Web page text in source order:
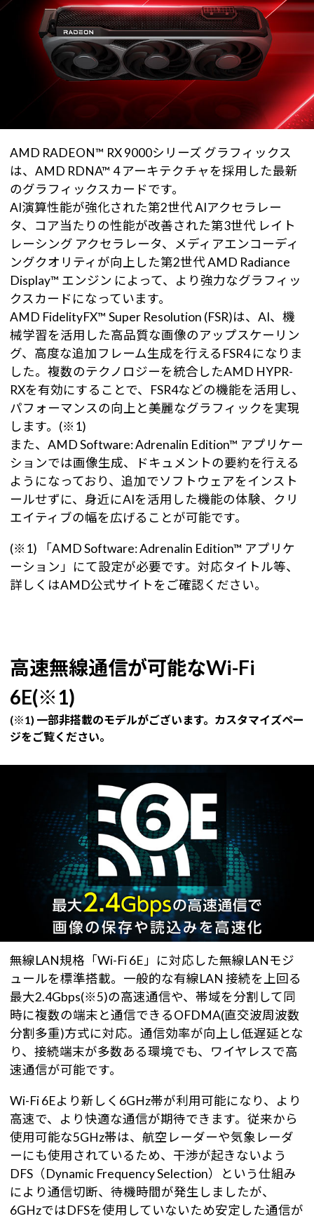
AMD RADEON™ RX 9000シリーズ グラフィックス
は、AMD RDNA™ 4 アーキテクチャを採用した最新
のグラフィックスカードです。
AI演算性能が強化された第2世代 AIアクセラレー
タ、コア当たりの性能が改善された第3世代 レイト
レーシング アクセラレータ、メディアエンコーディ
ングクオリティが向上した第2世代 AMD Radiance
Display™ エンジン によって、より強力なグラフィッ
クスカードになっています。
AMD FidelityFX™ Super Resolution (FSR)は、AI、機
械学習を活用した高品質な画像のアップスケーリン
グ、高度な追加フレーム生成を行えるFSR4 になりま
した。複数のテクノロジーを統合したAMD HYPR-
RXを有効にすることで、FSR4などの機能を活用し、
パフォーマンスの向上と美麗なグラフィックを実現
します。(※1)
また、AMD Software: Adrenalin Edition™ アプリケー
ションでは画像生成、ドキュメントの要約を行える
ようになっており、追加でソフトウェアをインスト
ールせずに、身近にAIを活用した機能の体験、クリ
エイティブの幅を広げることが可能です。
(※1) 「AMD Software: Adrenalin Edition™ アプリケ
ーション」にて設定が必要です。対応タイトル等、
詳しくはAMD公式サイトをご確認ください。
高速無線通信が可能なWi-Fi
6E(※1)
(※1) 一部非搭載のモデルがございます。カスタマイズペー
ジをご覧ください。
無線LAN規格「Wi-Fi 6E」に対応した無線LANモジ
ュールを標準搭載。一般的な有線LAN 接続を上回る
最大2.4Gbps(※5)の高速通信や、帯域を分割して同
時に複数の端末と通信できるOFDMA(直交波周波数
分割多重)方式に対応。通信効率が向上し低遅延とな
り、接続端末が多数ある環境でも、ワイヤレスで高
速通信が可能です。
Wi-Fi 6Eより新しく6GHz帯が利用可能になり、より
高速で、より快適な通信が期待できます。従来から
使用可能な5GHz帯は、航空レーダーや気象レーダ
ーにも使用されているため、干渉が起きないよう
DFS（Dynamic Frequency Selection）という仕組み
により通信切断、待機時間が発生しましたが、
6GHzではDFSを使用していないため安定した通信が